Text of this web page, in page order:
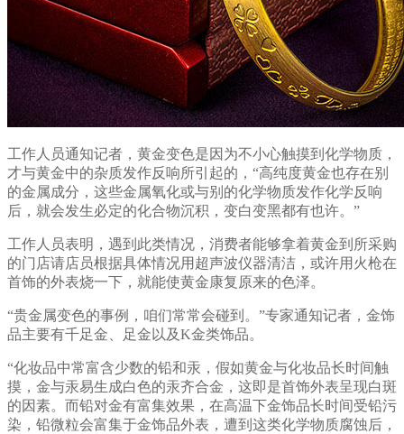
工作人员通知记者，黄金变色是因为不小心触摸到化学物质，
才与黄金中的杂质发作反响所引起的，“高纯度黄金也存在别
的金属成分，这些金属氧化或与别的化学物质发作化学反响
后，就会发生必定的化合物沉积，变白变黑都有也许。”
工作人员表明，遇到此类情况，消费者能够拿着黄金到所采购
的门店请店员根据具体情况用超声波仪器清洁，或许用火枪在
首饰的外表烧一下，就能使黄金康复原来的色泽。
“贵金属变色的事例，咱们常常会碰到。”专家通知记者，金饰
品主要有千足金、足金以及K金类饰品。
“化妆品中常富含少数的铅和汞，假如黄金与化妆品长时间触
摸，金与汞易生成白色的汞齐合金，这即是首饰外表呈现白斑
的因素。而铅对金有富集效果，在高温下金饰品长时间受铅污
染，铅微粒会富集于金饰品外表，遭到这类化学物质腐蚀后，